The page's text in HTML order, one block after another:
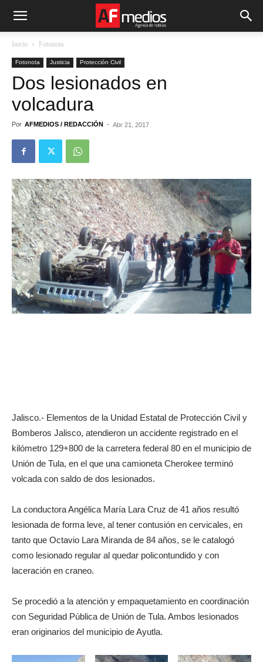
Inicio Fotonota
Fotonota Justicia Protección Civil
Dos lesionados en
volcadura
Por AFMEDIOS / REDACCIÓN - Abr 21, 2017
Jalisco.- Elementos de la Unidad Estatal de Protección Civil y
Bomberos Jalisco, atendieron un accidente registrado en el
kilómetro 129+800 de la carretera federal 80 en el municipio de
Unión de Tula, en el que una camioneta Cherokee terminó
volcada con saldo de dos lesionados.
La conductora Angélica María Lara Cruz de 41 años resultó
lesionada de forma leve, al tener contusión en cervicales, en
tanto que Octavio Lara Miranda de 84 años, se le catalogó
como lesionado regular al quedar policontundido y con
laceración en craneo.
Se procedió a la atención y empaquetamiento en coordinación
con Seguridad Pública de Unión de Tula. Ambos lesionados
eran originarios del municipio de Ayutla.